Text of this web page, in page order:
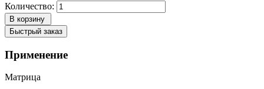
Количество:
В корзину
Быстрый заказ
Применение
Матрица